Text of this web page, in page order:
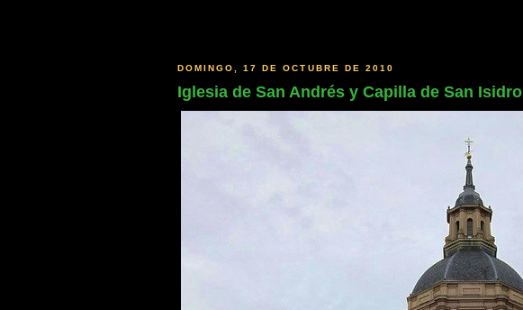
DOMINGO, 17 DE OCTUBRE DE 2010
Iglesia de San Andrés y Capilla de San Isidro